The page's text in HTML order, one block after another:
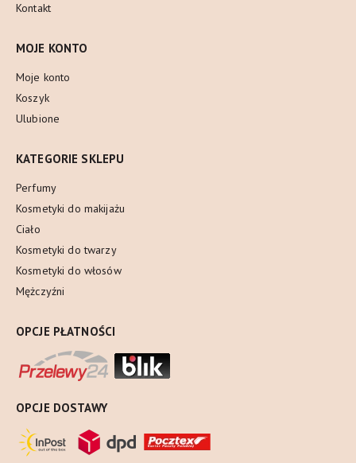
Kontakt
MOJE KONTO
Moje konto
Koszyk
Ulubione
KATEGORIE SKLEPU
Perfumy
Kosmetyki do makijażu
Ciało
Kosmetyki do twarzy
Kosmetyki do włosów
Mężczyźni
OPCJE PŁATNOŚCI
OPCJE DOSTAWY